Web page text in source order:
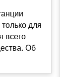
для
всего
Об